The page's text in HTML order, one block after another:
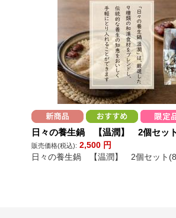
日々の養生鍋 【温潤】 2個セット
販売価格(税込): 2,500 円
日々の養生鍋 【温潤】 2個セット